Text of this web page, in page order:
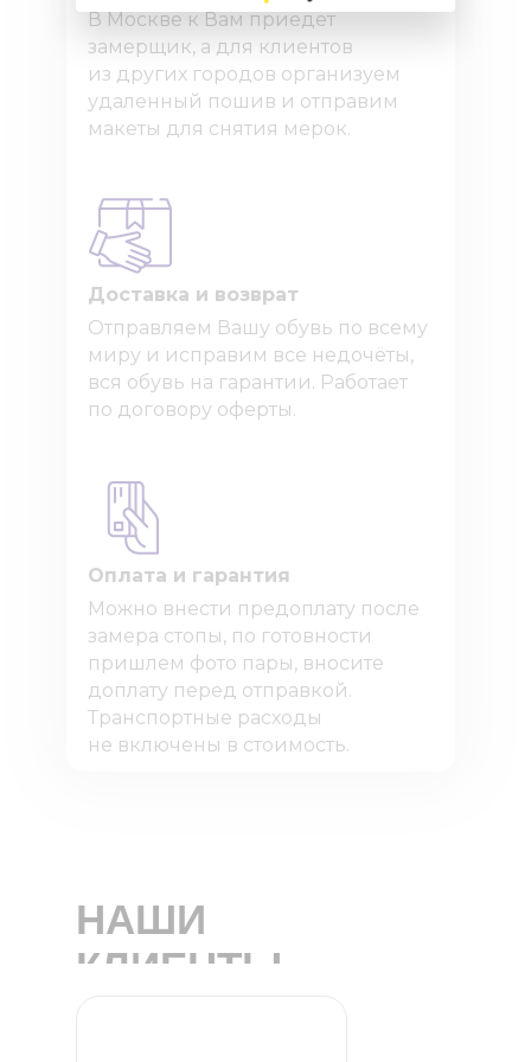
Доставка и возврат
В Москве к Вам приедет
замерщик, а для клиентов
из других городов организуем
удаленный пошив и отправим
макеты для снятия мерок.
Отправляем Вашу обувь по всему
миру и исправим все недочёты,
вся обувь на гарантии. Работает
по договору оферты.
Оплата и гарантия
Можно внести предоплату после
замера стопы, по готовности
пришлем фото пары, вносите
доплату перед отправкой.
Транспортные расходы
не включены в стоимость.
НАШИ
КЛИЕНТЫ